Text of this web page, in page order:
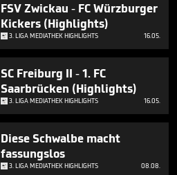
FSV Zwickau - FC Würzburger
Kickers (Highlights)
3. LIGA MEDIATHEK HIGHLIGHTS 16.05.
SC Freiburg II - 1. FC
Saarbrücken (Highlights)
3. LIGA MEDIATHEK HIGHLIGHTS 16.05.
Diese Schwalbe macht
fassungslos
3. LIGA MEDIATHEK HIGHLIGHTS 08.08.